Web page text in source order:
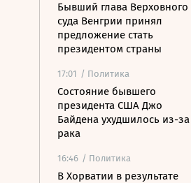
Бывший глава Верховного
суда Венгрии принял
предложение стать
президентом страны
17:01 / Политика
Состояние бывшего
президента США Джо
Байдена ухудшилось из-за
рака
16:46 / Политика
В Хорватии в результате